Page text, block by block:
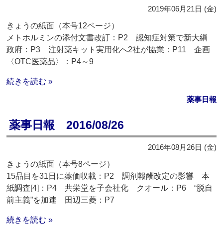
2019年06月21日 (金)
きょうの紙面（本号12ページ）
メトホルミンの添付文書改訂：P2 認知症対策で新大綱
政府：P3 注射薬キット実用化へ2社が協業：P11 企画
〈OTC医薬品〉：P4～9
続きを読む »
薬事日報
薬事日報 2016/08/26
2016年08月26日 (金)
きょうの紙面（本号8ページ）
15品目を31日に薬価収載：P2 調剤報酬改定の影響 本
紙調査[4]：P4 共栄堂を子会社化 クオール：P6 “脱自
前主義”を加速 田辺三菱：P7
続きを読む »